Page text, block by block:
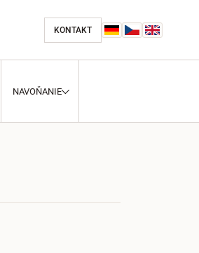
KONTAKT
NAVOŇANIE